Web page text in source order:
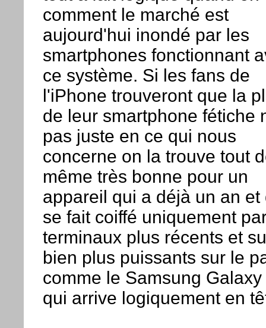
comment le marché est
aujourd'hui inondé par les
smartphones fonctionnant
ce système. Si les fans de
l'iPhone trouveront que la
de leur smartphone fétiche
pas juste en ce qui nous
concerne on la trouve tout
même très bonne pour un
appareil qui a déjà un an et
se fait coiffé uniquement
terminaux plus récents et
bien plus puissants sur le
comme le Samsung Galaxy
qui arrive logiquement en